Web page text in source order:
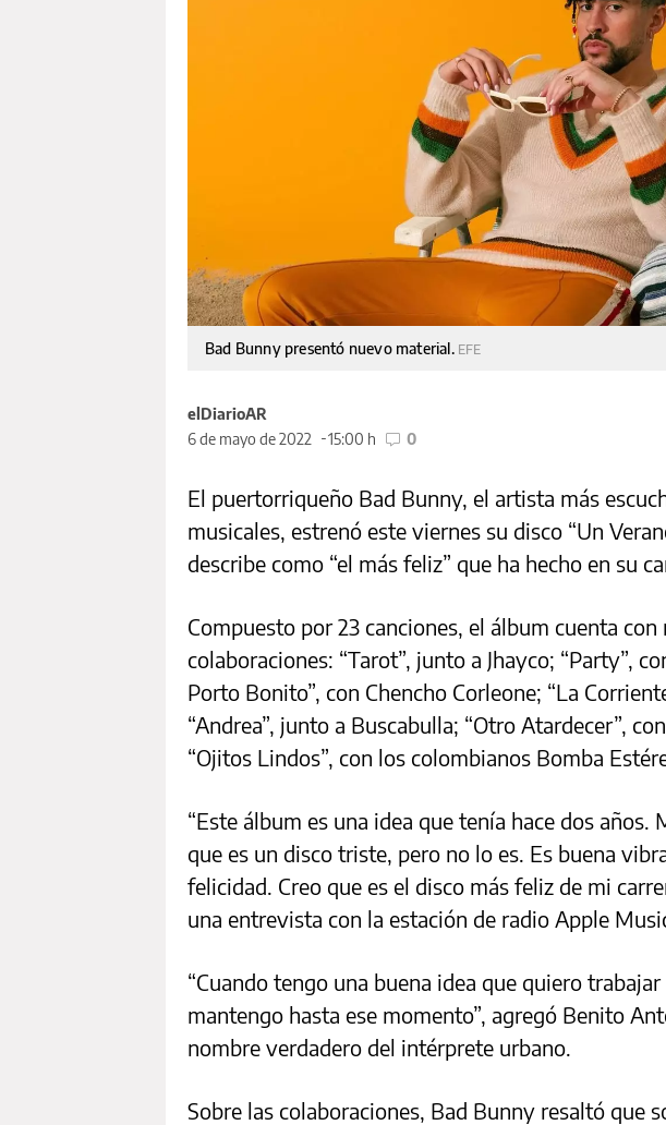
Bad Bunny presentó nuevo material. EFE
elDiarioAR
6 de mayo de 2022
15:00 h 0
El puertorriqueño Bad Bunny, el artista más
musicales, estrenó este viernes su disco “Un
describe como “el más feliz” que ha hecho en su
Compuesto por 23 canciones, el álbum cuenta con
colaboraciones: “Tarot”, junto a Jhayco; “Party”,
Porto Bonito”, con Chencho Corleone; “La
“Andrea”, junto a Buscabulla; “Otro Atardecer”,
“Ojitos Lindos”, con los colombianos Bomba
“Este álbum es una idea que tenía hace dos años.
que es un disco triste, pero no lo es. Es buena
felicidad. Creo que es el disco más feliz de mi
una entrevista con la estación de radio Apple
“Cuando tengo una buena idea que quiero
mantengo hasta ese momento”, agregó Benito
nombre verdadero del intérprete urbano.
Sobre las colaboraciones, Bad Bunny resaltó que